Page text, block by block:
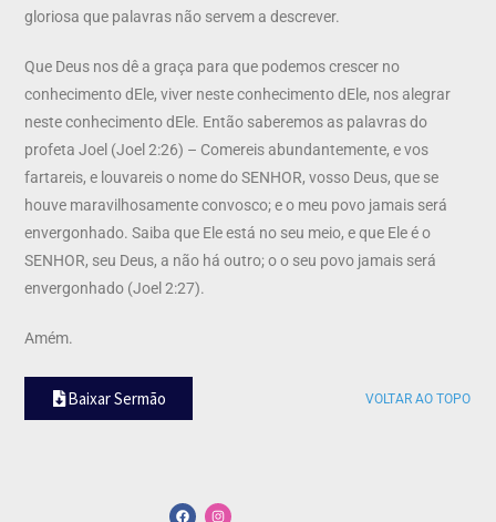
gloriosa que palavras não servem a descrever.
Que Deus nos dê a graça para que podemos crescer no
conhecimento dEle, viver neste conhecimento dEle, nos alegrar
neste conhecimento dEle. Então saberemos as palavras do
profeta Joel (Joel 2:26) – Comereis abundantemente, e vos
fartareis, e louvareis o nome do SENHOR, vosso Deus, que se
houve maravilhosamente convosco; e o meu povo jamais será
envergonhado. Saiba que Ele está no seu meio, e que Ele é o
SENHOR, seu Deus, a não há outro; o o seu povo jamais será
envergonhado (Joel 2:27).
Amém.
Baixar Sermão VOLTAR AO TOPO